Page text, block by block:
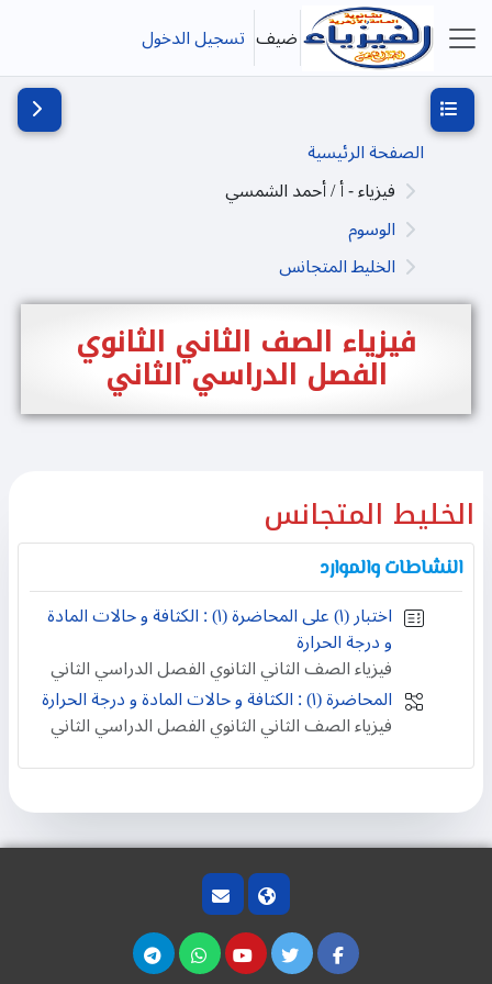
تخطى إلى المحتوى الرئيسي
واجهة جانبية
ضيف تسجيل الدخول
الصفحة الرئيسية
فيزياء - أ / أحمد الشمسي
الوسوم
الخليط المتجانس
فيزياء الصف الثاني الثانوي
الفصل الدراسي الثاني
فتح فهرس المقرر فتح
الخليط المتجانس
النشاطات والموارد
اختبار (۱) على المحاضرة (۱) : الكثافة و حالات المادة
و درجة الحرارة
فيزياء الصف الثاني الثانوي الفصل الدراسي الثاني
المحاضرة (١) : الكثافة و حالات المادة و درجة الحرارة
فيزياء الصف الثاني الثانوي الفصل الدراسي الثاني